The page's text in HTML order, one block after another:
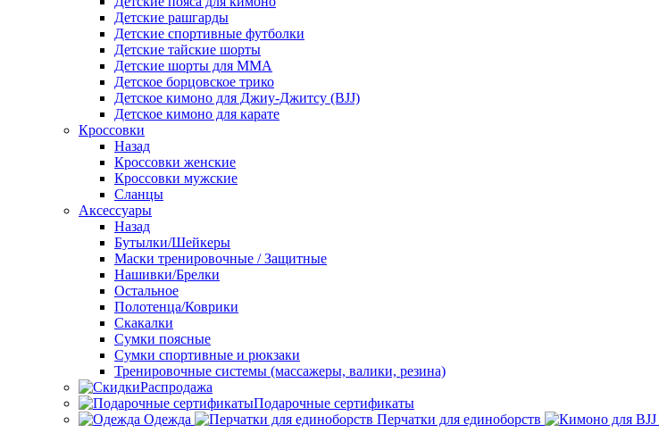
Детские рашгарды
Детские спортивные футболки
Детские тайские шорты
Детские шорты для ММА
Детское борцовское трико
Детское кимоно для Джиу-Джитсу (BJJ)
Детское кимоно для карате
Кроссовки
Назад
Кроссовки женские
Кроссовки мужские
Сланцы
Аксессуары
Назад
Бутылки/Шейкеры
Маски тренировочные / Защитные
Нашивки/Брелки
Остальное
Полотенца/Коврики
Скакалки
Сумки поясные
Сумки спортивные и рюкзаки
Тренировочные системы (массажеры, валики, резина)
Распродажа
Подарочные сертификаты
Одежда
Перчатки для единоборств